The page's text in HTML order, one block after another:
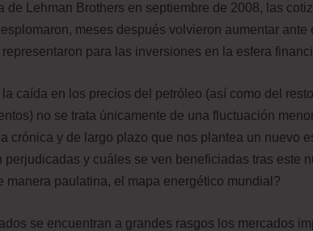
de Lehman Brothers en septiembre de 2008, las
meses después volvieron aumentar
para las inversiones en la esfera
caída en los precios del petróleo (así como del
no se trata únicamente de una fluctuación
crónica y de largo plazo que nos plantea un nuevo
perjudicadas y cuáles se ven beneficiadas tras este
manera paulatina, el mapa energético mundial?
se encuentran a grandes rasgos los mercados